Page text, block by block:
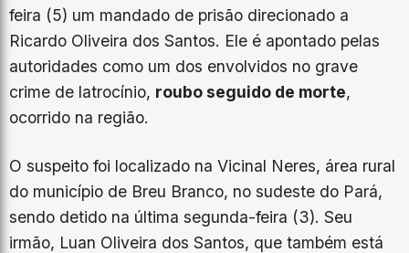
feira (5) um mandado de prisão direcionado a
Ricardo Oliveira dos Santos. Ele é apontado pelas
autoridades como um dos envolvidos no grave
crime de latrocínio, roubo seguido de morte,
ocorrido na região.
​O suspeito foi localizado na Vicinal Neres, área rural
do município de Breu Branco, no sudeste do Pará,
sendo detido na última segunda-feira (3). Seu
irmão, Luan Oliveira dos Santos, que também está